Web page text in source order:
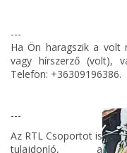
---
Ha Ön haragszik a volt
vagy hírszerző (volt),
Telefon: +36309196386.
---
Az RTL Csoportot is
tulajdonló, a